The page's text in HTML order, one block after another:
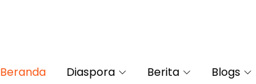
Beranda Diaspora Berita Blogs